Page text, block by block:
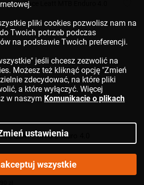
LEATTMTB Enduro 4.0
pliki cookies pozwolisz nam na
Twoich potrzeb podczas
na podstawie Twoich preferencji.
jeśli chcesz zezwolić na
Możesz też kliknąć opcję "Zmień
zdecydować, na które pliki
a które wyłączyć. Więcej
w naszym Komunikacie o plikach
ustawienia
wszystkie